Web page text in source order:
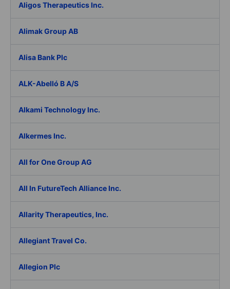
Aligos Therapeutics Inc.
Alimak Group AB
Alisa Bank Plc
ALK-Abelló B A/S
Alkami Technology Inc.
Alkermes Inc.
All for One Group AG
All In FutureTech Alliance Inc.
Allarity Therapeutics, Inc.
Allegiant Travel Co.
Allegion Plc